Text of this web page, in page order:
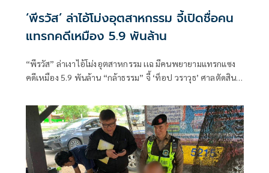
‘พีรวัส’ ล่าไอ้โม่งอุตสาหกรรม จี้เปิดชื่อคน
แทรกคดีเหมือง 5.9 พันล้าน
“พีรวัส” ล่าเงาไอ้โม่งอุตสาหกรรม เเฉ มีคนพยายามแทรกแซง
คดีเหมือง 5.9 พันล้าน “กล้าธรรม” จี้ ‘ท็อป วราวุธ’ ศาลตัดสิน